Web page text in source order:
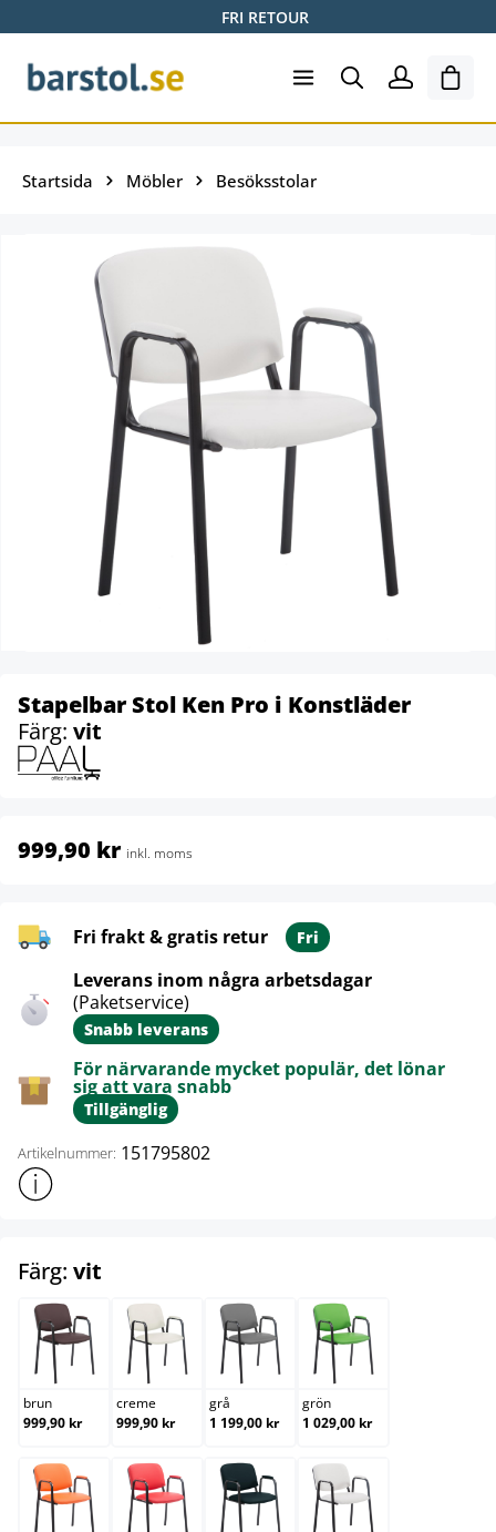
FRI RETOUR
Startsida Möbler Besöksstolar
Stapelbar Stol Ken Pro i Konstläder
Färg: vit
999,90 kr inkl. moms
Fri frakt & gratis retur Fri
Leverans inom några arbetsdagar
(Paketservice)
Snabb leverans
För närvarande mycket populär, det lönar
sig att vara snabb
Tillgänglig
Artikelnummer: 151795802
Visa mer produktinformation
Färg: vit
brun
brun
999,90 kr
creme
creme
999,90 kr
grå
grå
1 199,00 kr
grön
grön
1 029,00 kr
orange röd svart vit